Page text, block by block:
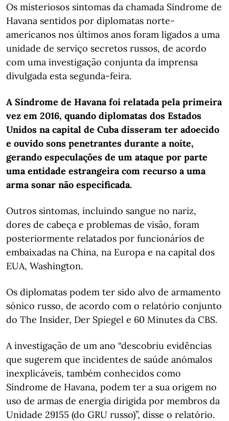
Os misteriosos sintomas da chamada Síndrome de
Havana sentidos por diplomatas norte-
americanos nos últimos anos foram ligados a uma
unidade de serviço secretos russos, de acordo
com uma investigação conjunta da imprensa
divulgada esta segunda-feira.
A Síndrome de Havana foi relatada pela primeira
vez em 2016, quando diplomatas dos Estados
Unidos na capital de Cuba disseram ter adoecido
e ouvido sons penetrantes durante a noite,
gerando especulações de um ataque por parte
uma entidade estrangeira com recurso a uma
arma sonar não especificada.
Outros sintomas, incluindo sangue no nariz,
dores de cabeça e problemas de visão, foram
posteriormente relatados por funcionários de
embaixadas na China, na Europa e na capital dos
EUA, Washington.
Os diplomatas podem ter sido alvo de armamento
sónico russo, de acordo com o relatório conjunto
do The Insider, Der Spiegel e 60 Minutes da CBS.
A investigação de um ano “descobriu evidências
que sugerem que incidentes de saúde anómalos
inexplicáveis, também conhecidos como
Síndrome de Havana, podem ter a sua origem no
uso de armas de energia dirigida por membros da
Unidade 29155 (do GRU russo)”, disse o relatório.